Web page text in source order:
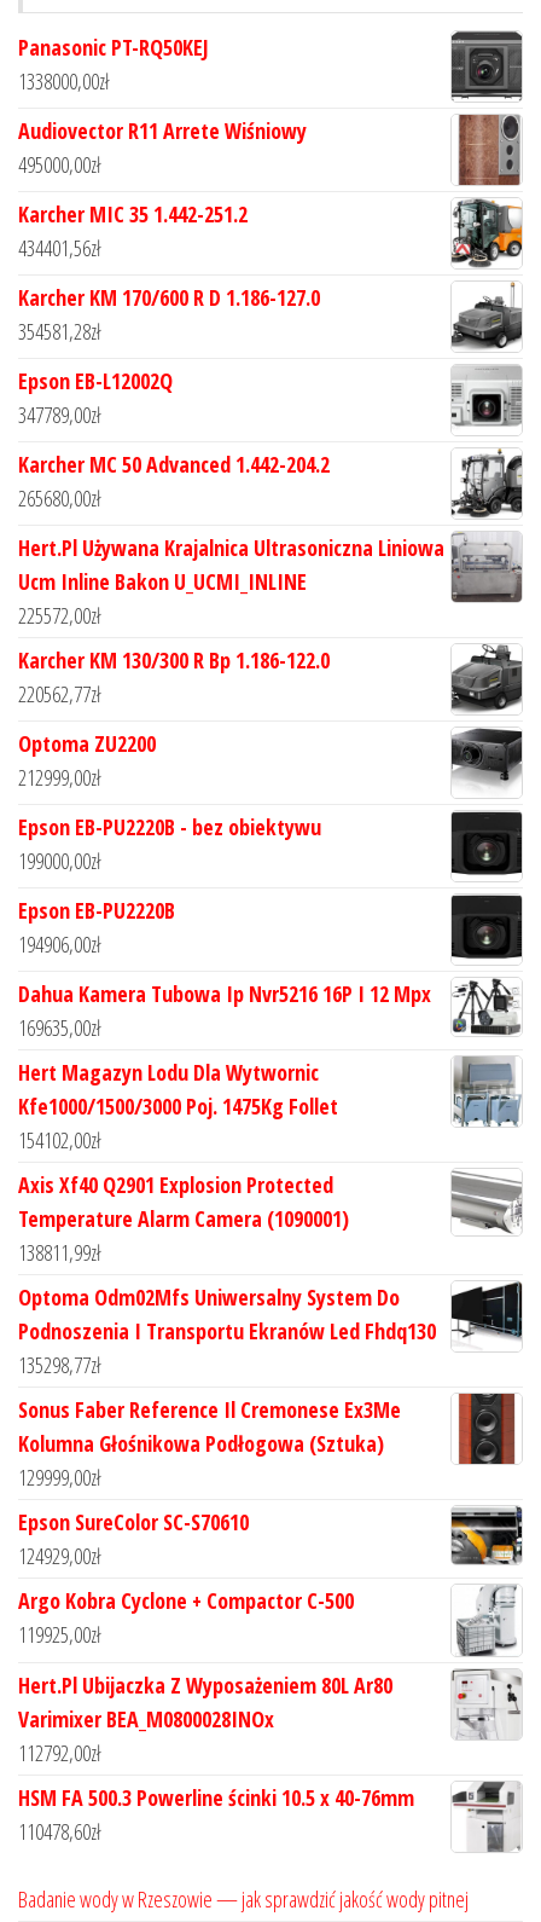
Panasonic PT-RQ50KEJ
1338000,00zł
Audiovector R11 Arrete Wiśniowy
495000,00zł
Karcher MIC 35 1.442-251.2
434401,56zł
Karcher KM 170/600 R D 1.186-127.0
354581,28zł
Epson EB-L12002Q
347789,00zł
Karcher MC 50 Advanced 1.442-204.2
265680,00zł
Hert.Pl Używana Krajalnica Ultrasoniczna Liniowa
Ucm Inline Bakon U_UCMI_INLINE
225572,00zł
Karcher KM 130/300 R Bp 1.186-122.0
220562,77zł
Optoma ZU2200
212999,00zł
Epson EB-PU2220B - bez obiektywu
199000,00zł
Epson EB-PU2220B
194906,00zł
Dahua Kamera Tubowa Ip Nvr5216 16P I 12 Mpx
169635,00zł
Hert Magazyn Lodu Dla Wytwornic
Kfe1000/1500/3000 Poj. 1475Kg Follet
154102,00zł
Axis Xf40 Q2901 Explosion Protected
Temperature Alarm Camera (1090001)
138811,99zł
Optoma Odm02Mfs Uniwersalny System Do
Podnoszenia I Transportu Ekranów Led Fhdq130
135298,77zł
Sonus Faber Reference Il Cremonese Ex3Me
Kolumna Głośnikowa Podłogowa (Sztuka)
129999,00zł
Epson SureColor SC-S70610
124929,00zł
Argo Kobra Cyclone + Compactor C-500
119925,00zł
Hert.Pl Ubijaczka Z Wyposażeniem 80L Ar80
Varimixer BEA_M0800028INOx
112792,00zł
HSM FA 500.3 Powerline ścinki 10.5 x 40-76mm
110478,60zł
Badanie wody w Rzeszowie — jak sprawdzić jakość wody pitnej